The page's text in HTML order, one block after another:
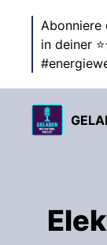
Abonniere
in deiner